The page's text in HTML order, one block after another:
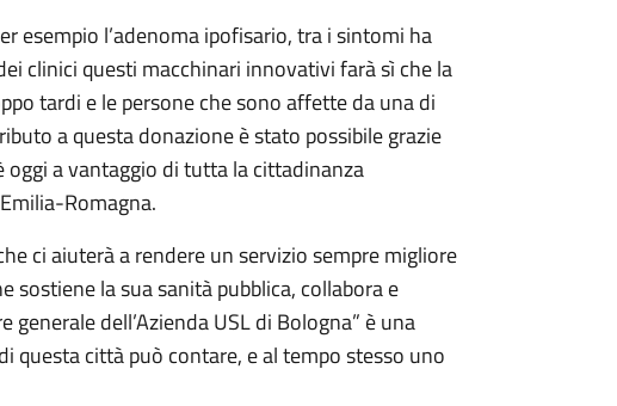
esempio l’adenoma ipofisario, tra i sintomi ha
clinici questi macchinari innovativi farà sì che la
tardi e le persone che sono affette da una di
a questa donazione è stato possibile grazie
oggi a vantaggio di tutta la cittadinanza
Romagna.
ci aiuterà a rendere un servizio sempre migliore
sostiene la sua sanità pubblica, collabora e
dell’Azienda USL di Bologna” è una
questa città può contare, e al tempo stesso uno